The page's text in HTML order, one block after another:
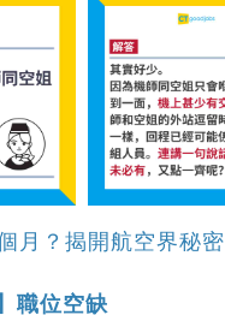
月？揭開航空界秘密
職位空缺